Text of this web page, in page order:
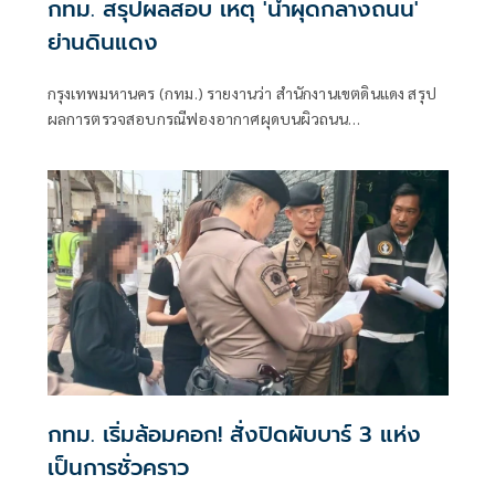
กทม. สรุปผลสอบ เหตุ 'น้ำผุดกลางถนน'
ย่านดินแดง
กรุงเทพมหานคร (กทม.) รายงานว่า สำนักงานเขตดินแดง สรุป
ผลการตรวจสอบกรณีฟองอากาศผุดบนผิวถนน
กทม. เริ่มล้อมคอก! สั่งปิดผับบาร์ 3 แห่ง
เป็นการชั่วคราว